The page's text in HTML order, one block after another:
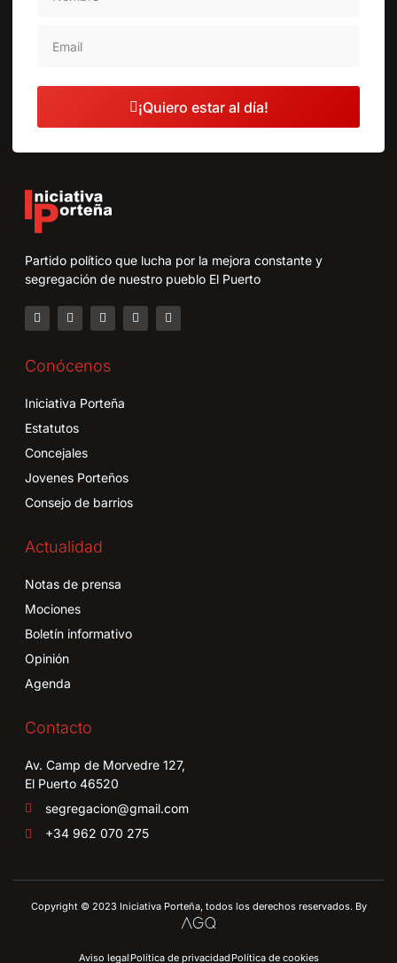
¡Quiero estar al día!
Partido político que lucha por la mejora constante y
segregación de nuestro pueblo El Puerto
Conócenos
Iniciativa Porteña
Estatutos
Concejales
Jovenes Porteños
Consejo de barrios
Actualidad
Notas de prensa
Mociones
Boletín informativo
Opinión
Agenda
Contacto
Av. Camp de Morvedre 127,
El Puerto 46520
segregacion@gmail.com
+34 962 070 275
Copyright © 2023 Iniciativa Porteña, todos los derechos reservados. By
Aviso legalPolítica de privacidadPolítica de cookies